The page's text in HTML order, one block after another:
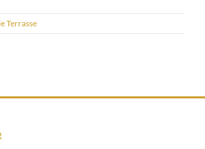
Terrasse